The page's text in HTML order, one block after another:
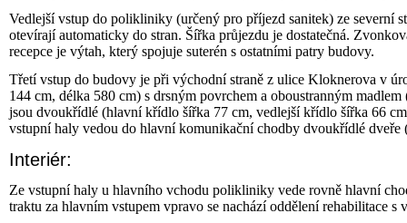
Vedlejší vstup do polikliniky (určený pro příjezd sanitek) ze severní
otevírají automaticky do stran. Šířka průjezdu je dostatečná.
recepce je výtah, který spojuje suterén s ostatními patry budovy.
Třetí vstup do budovy je při východní straně z ulice Kloknerova v
144 cm, délka 580 cm) s drsným povrchem a oboustranným
jsou dvoukřídlé (hlavní křídlo šířka 77 cm, vedlejší křídlo šířka 66
vstupní haly vedou do hlavní komunikační chodby dvoukřídlé dveře
Interiér:
Ze vstupní haly u hlavního vchodu polikliniky vede rovně hlavní
traktu za hlavním vstupem vpravo se nachází oddělení rehabilitace s